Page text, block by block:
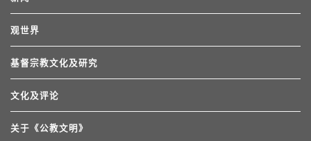
观世界
基督宗教文化及研究
文化及评论
关于《公教文明》